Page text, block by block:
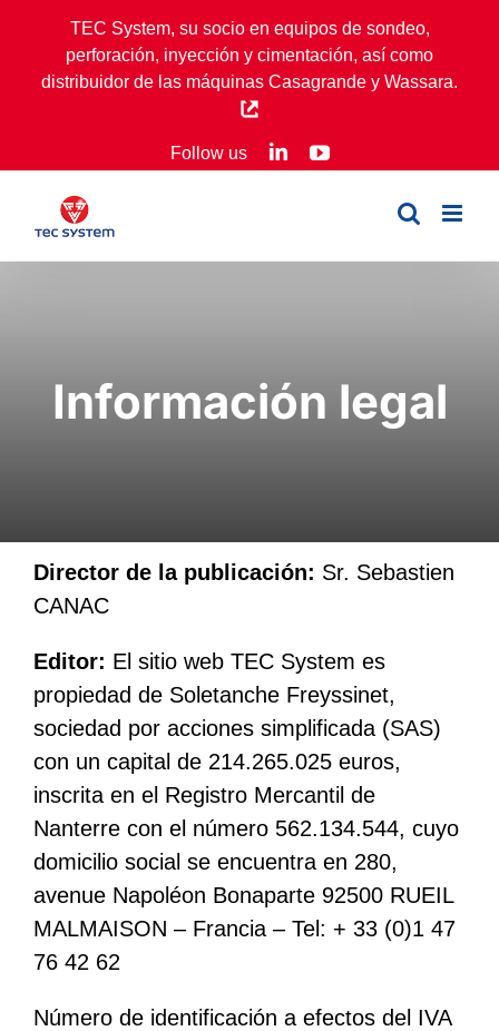
content
TEC System, su socio en equipos de sondeo,
perforación, inyección y cimentación, así como
distribuidor de las máquinas Casagrande y Wassara.
Follow us LinkedInYouTube
Información legal
Director de la publicación: Sr. Sebastien
CANAC
Editor: El sitio web TEC System es
propiedad de Soletanche Freyssinet,
sociedad por acciones simplificada (SAS)
con un capital de 214.265.025 euros,
inscrita en el Registro Mercantil de
Nanterre con el número 562.134.544, cuyo
domicilio social se encuentra en 280,
avenue Napoléon Bonaparte 92500 RUEIL
MALMAISON – Francia – Tel: + 33 (0)1 47
76 42 62
Número de identificación a efectos del IVA